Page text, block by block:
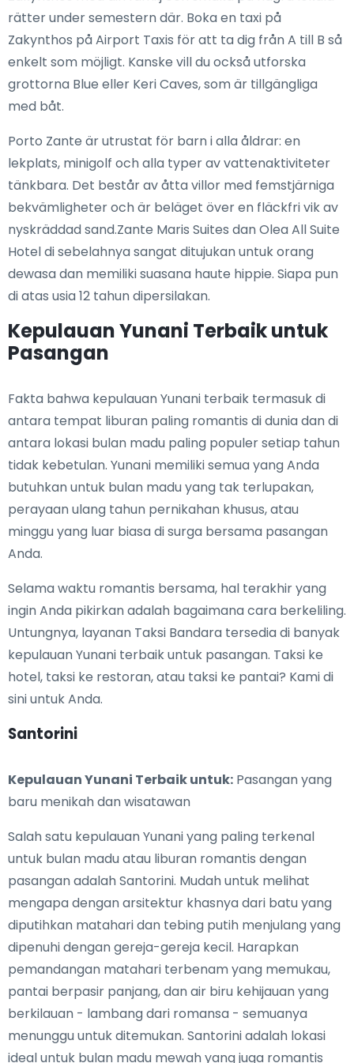
rätter under semestern där. Boka en taxi på
Zakynthos på Airport Taxis för att ta dig från A till B så
enkelt som möjligt. Kanske vill du också utforska
grottorna Blue eller Keri Caves, som är tillgängliga
med båt.
Porto Zante är utrustat för barn i alla åldrar: en
lekplats, minigolf och alla typer av vattenaktiviteter
tänkbara. Det består av åtta villor med femstjärniga
bekvämligheter och är beläget över en fläckfri vik av
nyskräddad sand.Zante Maris Suites dan Olea All Suite
Hotel di sebelahnya sangat ditujukan untuk orang
dewasa dan memiliki suasana haute hippie. Siapa pun
di atas usia 12 tahun dipersilakan.
Kepulauan Yunani Terbaik untuk
Pasangan
Fakta bahwa kepulauan Yunani terbaik termasuk di
antara tempat liburan paling romantis di dunia dan di
antara lokasi bulan madu paling populer setiap tahun
tidak kebetulan. Yunani memiliki semua yang Anda
butuhkan untuk bulan madu yang tak terlupakan,
perayaan ulang tahun pernikahan khusus, atau
minggu yang luar biasa di surga bersama pasangan
Anda.
Selama waktu romantis bersama, hal terakhir yang
ingin Anda pikirkan adalah bagaimana cara berkeliling.
Untungnya, layanan Taksi Bandara tersedia di banyak
kepulauan Yunani terbaik untuk pasangan. Taksi ke
hotel, taksi ke restoran, atau taksi ke pantai? Kami di
sini untuk Anda.
Santorini
Kepulauan Yunani Terbaik untuk: Pasangan yang
baru menikah dan wisatawan
Salah satu kepulauan Yunani yang paling terkenal
untuk bulan madu atau liburan romantis dengan
pasangan adalah Santorini. Mudah untuk melihat
mengapa dengan arsitektur khasnya dari batu yang
diputihkan matahari dan tebing putih menjulang yang
dipenuhi dengan gereja-gereja kecil. Harapkan
pemandangan matahari terbenam yang memukau,
pantai berpasir panjang, dan air biru kehijauan yang
berkilauan - lambang dari romansa - semuanya
menunggu untuk ditemukan. Santorini adalah lokasi
ideal untuk bulan madu mewah yang juga romantis